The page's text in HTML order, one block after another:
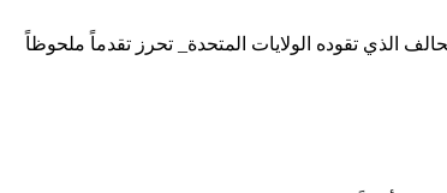
الذي تقوده الولايات المتحدة_ تحرز تقدماً ملحوظاً